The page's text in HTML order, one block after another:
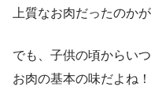
上質なお肉だったのかが
でも、子供の頃からい
お肉の基本の味だよね！